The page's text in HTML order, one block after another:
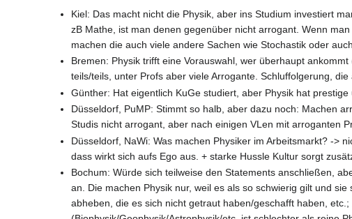
Kiel: Das macht nicht die Physik, aber ins Studium investiert
zB Mathe, ist man denen gegenüber nicht arrogant. Wenn
machen die auch viele andere Sachen wie Stochastik oder
Bremen: Physik trifft eine Vorauswahl, wer überhaupt
teils/teils, unter Profs aber viele Arrogante. Schluffolgerung,
Günther: Hat eigentlich KuGe studiert, aber Physik hat
Düsseldorf, PuMP: Stimmt so halb, aber dazu noch: Machen
Studis nicht arrogant, aber nach einigen VLen mit arroganten
Düsseldorf, NaWi: Was machen Physiker im Arbeitsmarkt? ->
dass wirkt sich aufs Ego aus. + starke Hussle Kultur sorgt
Bochum: Würde sich teilweise den Statements anschließen,
an. Die machen Physik nur, weil es als so schwierig gilt und
abheben, die es sich nicht getraut haben/geschafft haben,